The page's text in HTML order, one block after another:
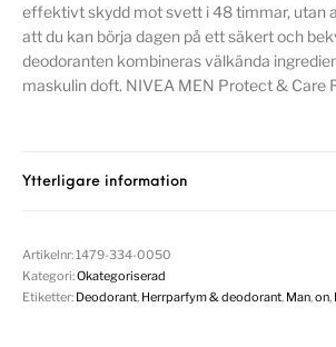
effektivt skydd mot svett i 48 timmar, utan
att du kan börja dagen på ett säkert och
deodoranten kombineras välkända
maskulin doft. NIVEA MEN Protect & Care
Ytterligare information
Artikelnr:1479-334-0050
Kategori:Okategoriserad
Etiketter: Deodorant Herrparfym & deodorant Man ,on